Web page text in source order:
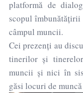
platformă de
scopul
câmpul muncii.
Cei prezenți au
tinerilor și
muncii și nici în
găsi locuri de